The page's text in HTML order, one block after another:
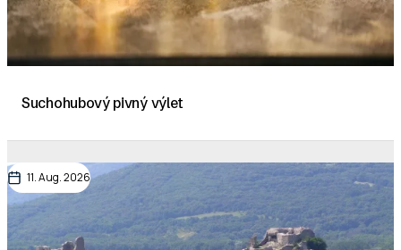
Suchohubový pivný výlet
11. Aug. 2026